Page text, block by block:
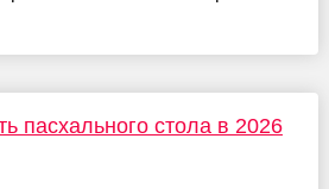
пасхального стола в 2026